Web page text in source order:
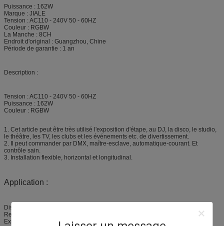
Puissance : 162W
Marque : JIALE
Tension : AC110 - 240V 50 - 60HZ
Couleur : RGBW
La Manche : 8CH
Endroit d'original : Guangzhou, Chine
Période de garantie : 1 an
Description :
Tension : AC110 - 240V 50 - 60HZ
Puissance : 162W
Couleur : RGBW
1. Cet article peut être très utilisé l'exposition d'étape, au DJ, la disco, le studio,
le théâtre, les TV, les clubs et les événements etc. de divertissement.
2. Il peut commander par DMX, maître-esclave, automatique-courant. Et
contrôle sain.
3. Installation flexible, horizontal et longitudinal.
Application :
Disco et club et le DJ
Représentation vivante
Exposition d'étape